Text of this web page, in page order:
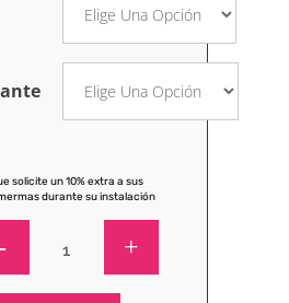
solicite un 10% extra a sus
durante su instalación